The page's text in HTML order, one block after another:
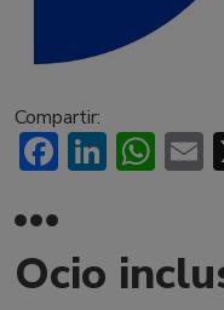
Compartir:
Facebook
Ocio